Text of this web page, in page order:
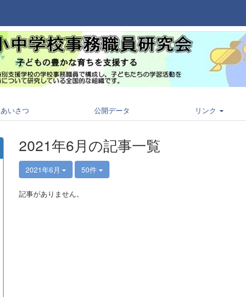
あいさつ 公開データ リンク
2021年6月の記事一覧
2021年6月 50件
記事がありません。